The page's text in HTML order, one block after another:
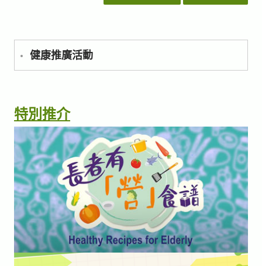
健康推廣活動
特別推介